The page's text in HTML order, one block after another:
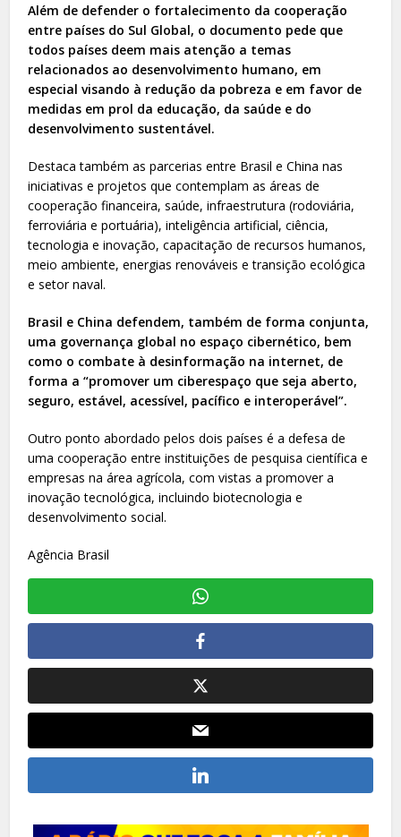
Além de defender o fortalecimento da cooperação
entre países do Sul Global, o documento pede que
todos países deem mais atenção a temas
relacionados ao desenvolvimento humano, em
especial visando à redução da pobreza e em favor de
medidas em prol da educação, da saúde e do
desenvolvimento sustentável.
Destaca também as parcerias entre Brasil e China nas
iniciativas e projetos que contemplam as áreas de
cooperação financeira, saúde, infraestrutura (rodoviária,
ferroviária e portuária), inteligência artificial, ciência,
tecnologia e inovação, capacitação de recursos humanos,
meio ambiente, energias renováveis e transição ecológica
e setor naval.
Brasil e China defendem, também de forma conjunta,
uma governança global no espaço cibernético, bem
como o combate à desinformação na internet, de
forma a “promover um ciberespaço que seja aberto,
seguro, estável, acessível, pacífico e interoperável”.
Outro ponto abordado pelos dois países é a defesa de
uma cooperação entre instituições de pesquisa científica e
empresas na área agrícola, com vistas a promover a
inovação tecnológica, incluindo biotecnologia e
desenvolvimento social.
Agência Brasil